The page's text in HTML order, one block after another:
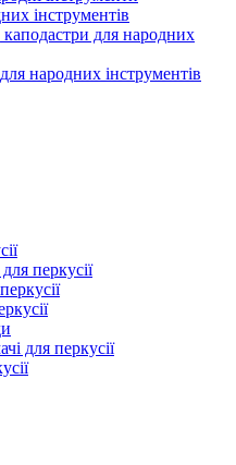
інструментів
для народних
народних інструментів
перкусії
для перкусії